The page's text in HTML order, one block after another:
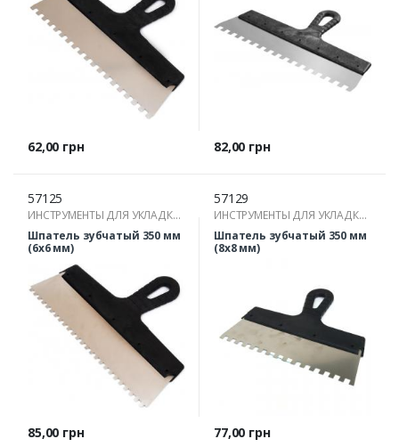
Цена
62,00 грн Цена
82,00 грн
57125
ИНСТРУМЕНТЫ ДЛЯ УКЛАДКИ
ПЛИТКИ
Шпатель зубчатый 350 мм
(6х6 мм)
Цена
85,00 грн
57129
ИНСТРУМЕНТЫ ДЛЯ УКЛАДКИ
ПЛИТКИ
Шпатель зубчатый 350 мм
(8х8 мм)
Цена
77,00 грн